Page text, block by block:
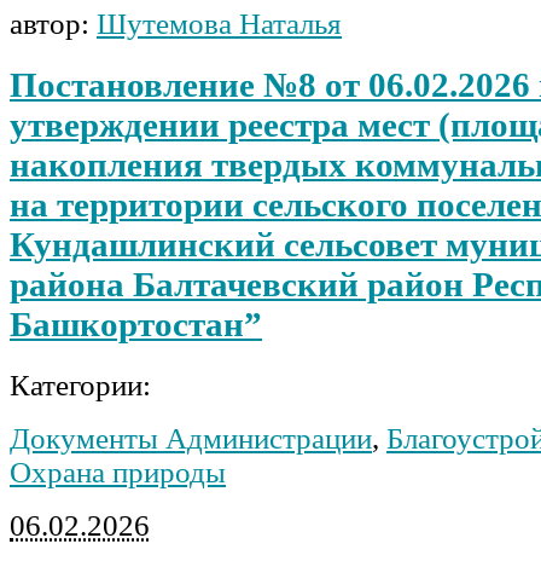
автор: Шутемова Наталья
Постановление №8 от 06.02.2026
утверждении реестра мест
накопления твердых
на территории сельского
Кундашлинский сельсовет
района Балтачевский район
Башкортостан”
Категории:
Документы Администрации,
Охрана природы
06.02.2026